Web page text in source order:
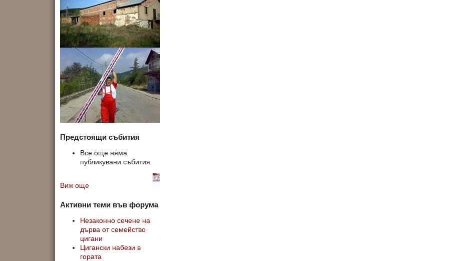
Предстоящи събития
Все още няма
публикувани събития
Виж още
Активни теми във форума
Незаконно сечене на
дърва от семейство
цигани
Цигански набези в
гората